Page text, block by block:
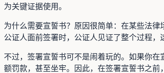
为关键证据使用。
为什么需要宣誓书？原因很简单：在某些法
公证人面前签署时，公证人见证了整个过程，
不过，签署宣誓书可不是闹着玩的。如果你
额罚款，甚至坐牢。因此，在签署宣誓书之前